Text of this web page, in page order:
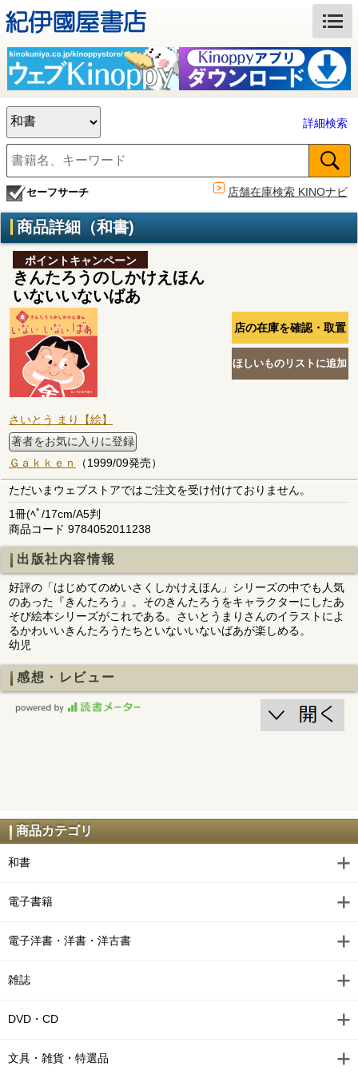
詳細検索
セーフサーチ 店舗在庫検索 KINOナビ
商品詳細（和書)
ポイントキャンペーン
きんたろうのしかけえほん
いないいないばあ
さいとう まり【絵】
著者をお気に入りに登録
Ｇａｋｋｅｎ
（1999/09発売）
ただいまウェブストアではご注文を受け付けておりません。
1冊(ﾍﾟ/17cm/A5判
商品コード 9784052011238
出版社内容情報
好評の「はじめてのめいさくしかけえほん」シリーズの中でも人気
のあった『きんたろう』。そのきんたろうをキャラクターにしたあ
そび絵本シリーズがこれである。さいとうまりさんのイラストによ
るかわいいきんたろうたちといないいないばあが楽しめる。
幼児
感想・レビュー
商品カテゴリ
和書
電子書籍
電子洋書・洋書・洋古書
雑誌
DVD・CD
文具・雑貨・特選品